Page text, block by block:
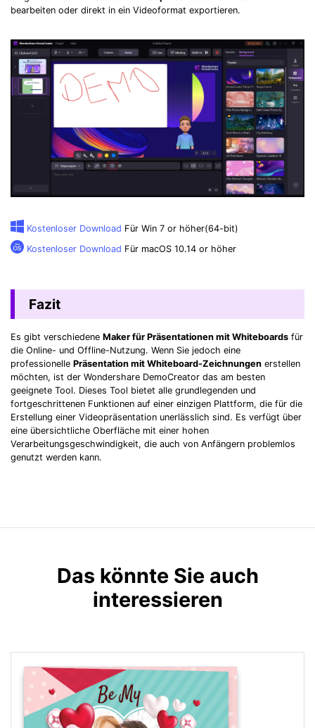
bearbeiten oder direkt in ein Videoformat exportieren.
Kostenloser Download Für Win 7 or höher(64-bit)
Kostenloser Download Für macOS 10.14 or höher
Fazit
Es gibt verschiedene Maker für Präsentationen mit Whiteboards für
die Online- und Offline-Nutzung. Wenn Sie jedoch eine
professionelle Präsentation mit Whiteboard-Zeichnungen erstellen
möchten, ist der Wondershare DemoCreator das am besten
geeignete Tool. Dieses Tool bietet alle grundlegenden und
fortgeschrittenen Funktionen auf einer einzigen Plattform, die für die
Erstellung einer Videopräsentation unerlässlich sind. Es verfügt über
eine übersichtliche Oberfläche mit einer hohen
Verarbeitungsgeschwindigkeit, die auch von Anfängern problemlos
genutzt werden kann.
Das könnte Sie auch
interessieren